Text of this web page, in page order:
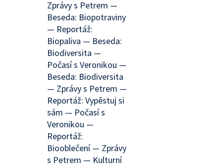
Zprávy s Petrem —
Beseda: Biopotraviny
— Reportáž:
Biopaliva — Beseda:
Biodiversita —
Počasí s Veronikou —
Beseda: Biodiversita
— Zprávy s Petrem —
Reportáž: Vypěstuj si
sám — Počasí s
Veronikou —
Reportáž:
Biooblečení — Zprávy
s Petrem — Kulturní